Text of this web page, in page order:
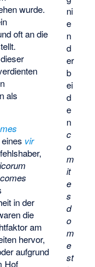
ni
e
n
d
er
b
ei
d
e
n
c
o
m
it
e
s
d
o
m
e
st
wurde.
oft an die
als
vir
comes
in der
die
am
hervor,
aufgrund
Hof